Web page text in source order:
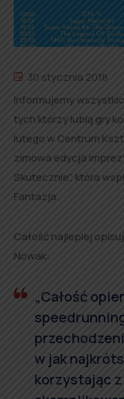
30 stycznia 2018
Informujemy
tych którzy lubią gry
lutego w Centrum
zimowa edycja
Skutecznie”, która
Fantazja.
Całość najlepiej
Nowak:
„Całość
w jak
korzystając